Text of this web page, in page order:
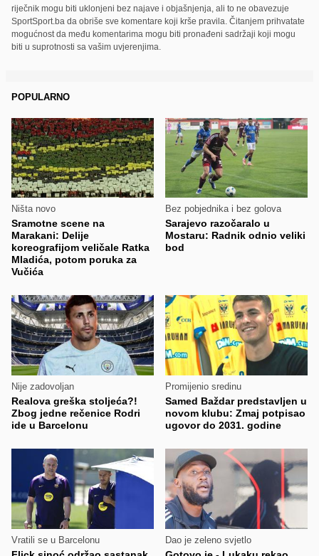
riječnik mogu biti uklonjeni bez najave i objašnjenja, ali to ne obavezuje
SportSport.ba da obriše sve komentare koji krše pravila. Čitanjem prihvatate
mogućnost da među komentarima mogu biti pronađeni sadržaji koji mogu
biti u suprotnosti sa vašim uvjerenjima.
POPULARNO
Ništa novo
Sramotne scene na
Marakani: Delije
koreografijom veličale Ratka
Mladića, potom poruka za
Vučića
Bez pobjednika i bez golova
Sarajevo razočaralo u
Mostaru: Radnik odnio veliki
bod
Nije zadovoljan
Realova greška stoljeća?!
Zbog jedne rečenice Rodri
ide u Barcelonu
Promijenio sredinu
Samed Baždar predstavljen u
novom klubu: Zmaj potpisao
ugovor do 2031. godine
Vratili se u Barcelonu Dao je zeleno svjetlo